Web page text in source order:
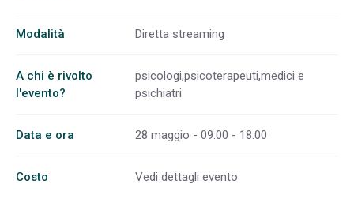
Modalità Diretta streaming
A chi è rivolto
l'evento?
psicologi,psicoterapeuti,medici e
psichiatri
Data e ora 28 maggio - 09:00 - 18:00
Costo Vedi dettagli evento